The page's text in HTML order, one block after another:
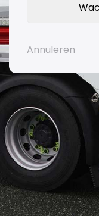
Annuleren